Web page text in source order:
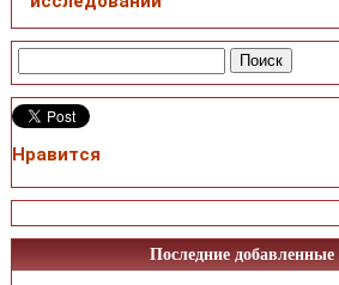
Нравится
Последние добавленные